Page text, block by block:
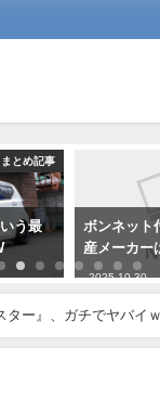
まとめ記事
う最
ボンネット
産メーカー
2025-10-30
ター』、ガチでヤバイ